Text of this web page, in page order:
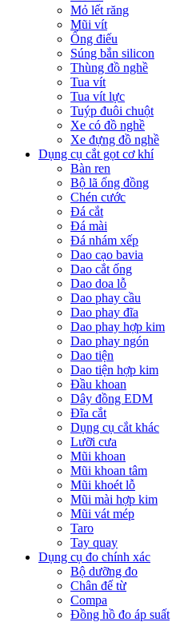
Mỏ lết răng
Mũi vít
Ống điếu
Súng bắn silicon
Thùng đồ nghề
Tua vít
Tua vít lực
Tuýp đuôi chuột
Xe có đồ nghề
Xe đựng đồ nghề
Dụng cụ cắt gọt cơ khí
Bàn ren
Bộ lã ống đồng
Chén cước
Đá cắt
Đá mài
Đá nhám xếp
Dao cạo bavia
Dao cắt ống
Dao doa lỗ
Dao phay cầu
Dao phay đĩa
Dao phay hợp kim
Dao phay ngón
Dao tiện
Dao tiện hợp kim
Đầu khoan
Dây đồng EDM
Đĩa cắt
Dụng cụ cắt khác
Lưỡi cưa
Mũi khoan
Mũi khoan tâm
Mũi khoét lỗ
Mũi mài hợp kim
Mũi vát mép
Taro
Tay quay
Dụng cụ đo chính xác
Bộ dưỡng đo
Chân đế từ
Compa
Đồng hồ đo áp suất